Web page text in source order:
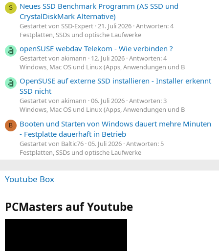
S
Neues SSD Benchmark Programm (AS SSD und
CrystalDiskMark Alternative)
Gestartet von SSD-Expert 21. Juli 2026 Antworten: 4
Festplatten, SSDs und optische Laufwerke
openSUSE webdav Telekom - Wie verbinden ?
Gestartet von akimann 12. Juli 2026 Antworten: 4
Windows, Mac OS und Linux (Apps, Anwendungen und B
OpenSUSE auf externe SSD installieren - Installer erkennt
SSD nicht
Gestartet von akimann 06. Juli 2026 Antworten: 3
Windows, Mac OS und Linux (Apps, Anwendungen und B
B
Booten und Starten von Windows dauert mehre Minuten
- Festplatte dauerhaft in Betrieb
Gestartet von Baltic76 05. Juli 2026 Antworten: 5
Festplatten, SSDs und optische Laufwerke
Youtube Box
PCMasters auf Youtube